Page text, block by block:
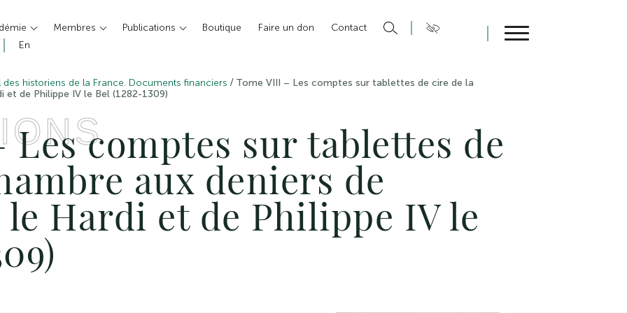
Membres Publications Boutique Faire un don
Contact
En
des historiens de la France. Documents financiers / Tome VIII – Les comptes sur tablettes de cire de la
et de Philippe IV le Bel (1282-1309)
Les comptes sur tablettes de
aux deniers de
Hardi et de Philippe IV le